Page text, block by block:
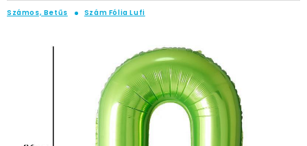
Számos, Betűs Szám Fólia Lufi